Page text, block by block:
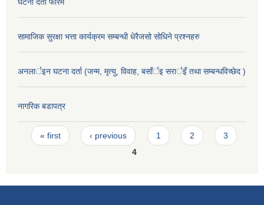
घटना दर्ता फारम
सामाजिक सुरक्षा भत्ता कार्यक्रम सम्बन्धी धेरैजसो सोधिने प्रश्नहरु
अनलार्इन घटना दर्ता (जन्म, मृत्यु, विवाह, बसाँर्इ सरार्इँ तथा सम्बन्धविच्छेद )
नागरिक बडापत्र
Pages
« first ‹ previous 1 2
3
4